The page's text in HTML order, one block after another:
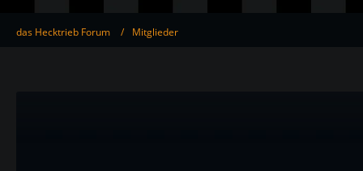
das Hecktrieb Forum Mitglieder